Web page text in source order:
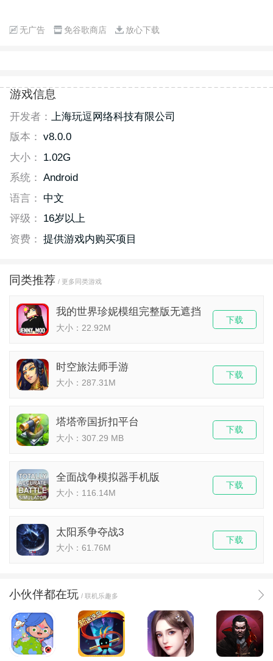
无广告 免谷歌商店 放心下载
游戏信息
开发者： 上海玩逗网络科技有限公司
版本： v8.0.0
大小：
1.02G
系统： Android
语言：
中文
评级：
16岁以上
资费： 提供游戏内购买项目
同类推荐 / 更多同类游戏
我的世界珍妮模组完整版无遮挡
大小：22.92M
下载
时空旅法师手游
大小：287.31M
下载
塔塔帝国折扣平台
大小：307.29 MB
下载
全面战争模拟器手机版
大小：116.14M
下载
太阳系争夺战3
大小：61.76M
下载
小伙伴都在玩 / 联机乐趣多